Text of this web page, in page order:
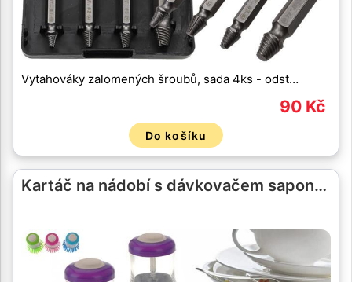
Vytahováky zalomených šroubů, sada 4ks - odst…
90 Kč
Do košíku
Kartáč na nádobí s dávkovačem sapon…